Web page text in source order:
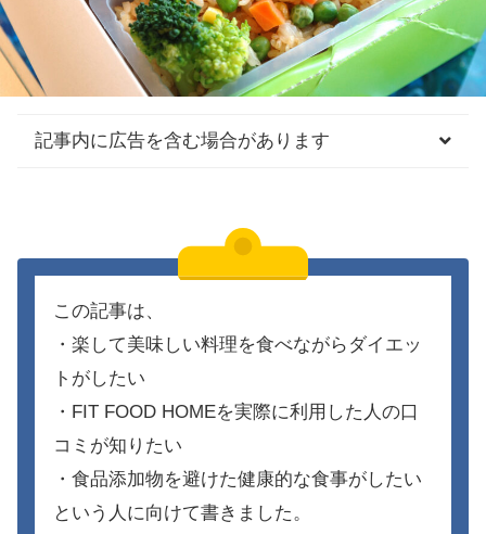
記事内に広告を含む場合があります
この記事は、
・楽して美味しい料理を食べながらダイエッ
トがしたい
・FIT FOOD HOMEを実際に利用した人の口
コミが知りたい
・食品添加物を避けた健康的な食事がしたい
という人に向けて書きました。